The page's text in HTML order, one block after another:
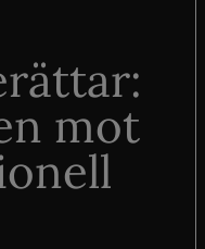
mot